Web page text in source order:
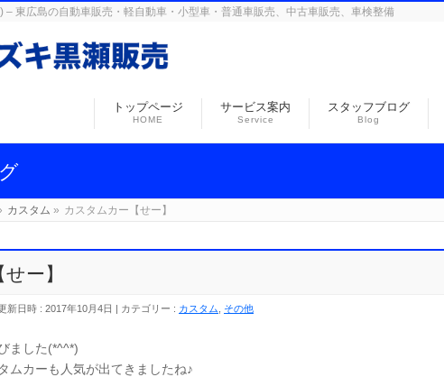
– 東広島の自動車販売・軽自動車・小型車・普通車販売、中古車販売、車検整備
トップページ
HOME
サービス案内
Service
スタッフブログ
Blog
カスタム » カスタムカー【せー】
ー】
新日時 : 2017年10月4日 カテゴリー : カスタム その他
ました(*^^*)
ムカーも人気が出てきましたね♪